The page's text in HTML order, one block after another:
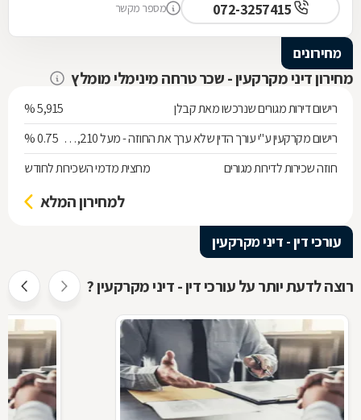
מספר מקשר
מחירונים
מחירון דיני מקרקעין - שכר טרחה מינימלי מומלץ
רישום דירות מגורים שנרכשו מאת קבלן
5,915 %
רישום מקרקעין ע"י עורך הדין שלא ערך את החוזה - מעל 538,210 ש"ח 0.75 %
חוזה שכירות לדירות מגורים
מחצית מדמי השכירות לחודש
למחירון המלא
עורכי דין - דיני מקרקעין
רוצה לדעת יותר על עורכי דין - דיני מקרקעין ?